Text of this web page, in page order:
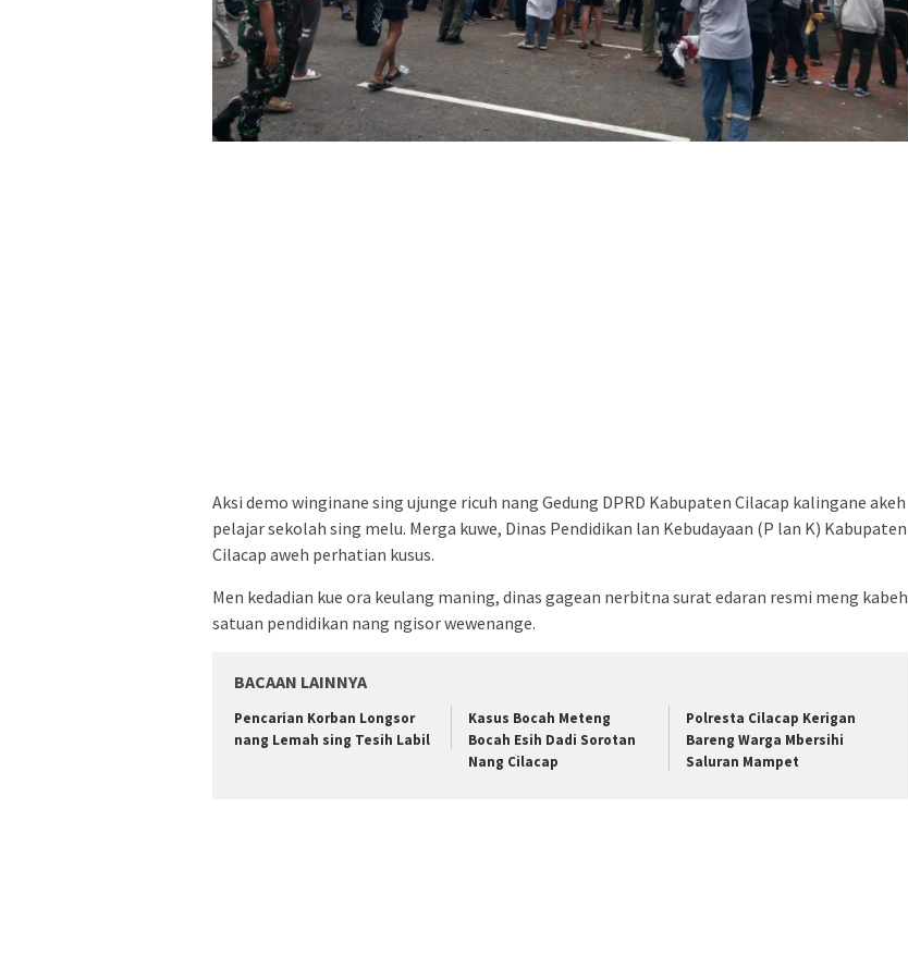
Aksi demo winginane sing ujunge ricuh nang Gedung DPRD Kabupaten Cilacap kalingane akeh
pelajar sekolah sing melu. Merga kuwe, Dinas Pendidikan lan Kebudayaan (P lan K) Kabupaten
Cilacap aweh perhatian kusus.
Men kedadian kue ora keulang maning, dinas gagean nerbitna surat edaran resmi meng kabeh
satuan pendidikan nang ngisor wewenange.
BACAAN LAINNYA
Pencarian Korban Longsor
nang Lemah sing Tesih Labil
Kasus Bocah Meteng
Bocah Esih Dadi Sorotan
Nang Cilacap
Polresta Cilacap Kerigan
Bareng Warga Mbersihi
Saluran Mampet